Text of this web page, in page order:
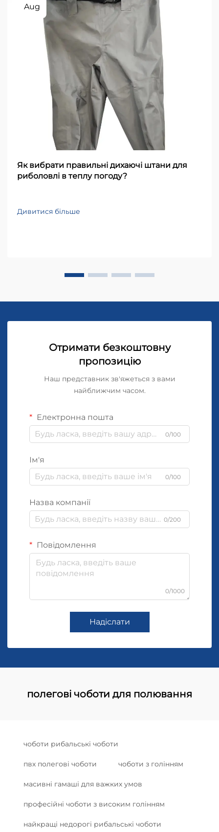
Aug
Як вибрати правильні дихаючі штани для
риболовлі в теплу погоду?
Дивитися більше
Отримати безкоштовну
пропозицію
Наш представник зв'яжеться з вами
найближчим часом.
Електронна пошта
0/100
Ім'я
0/100
Назва компанії
0/200
Повідомлення
0/1000
Надіслати
полегові чоботи для полювання
чоботи рибальські чоботи
пвх полегові чоботи чоботи з голінням
масивні гамаші для важких умов
професійні чоботи з високим голінням
найкращі недорогі рибальські чоботи